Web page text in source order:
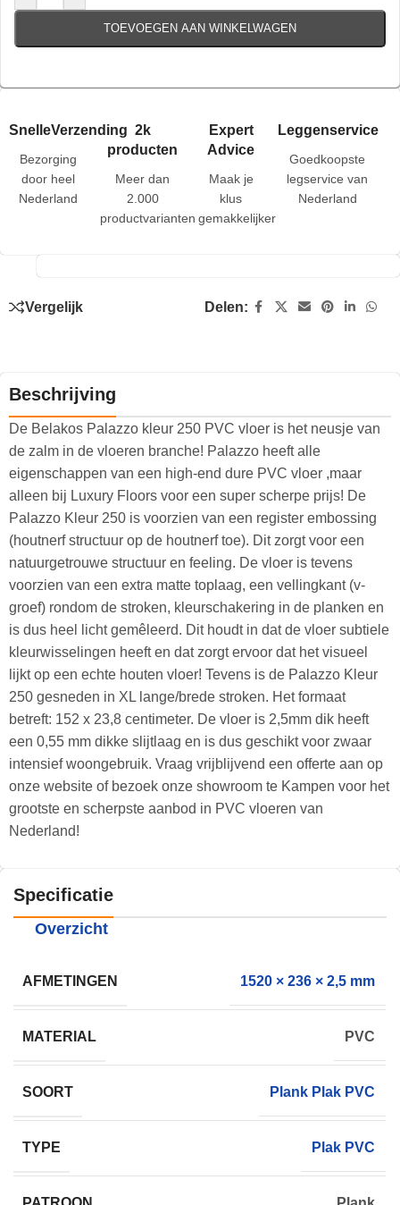
TOEVOEGEN AAN WINKELWAGEN
SnelleVerzending
Bezorging
door heel
Nederland
2k
producten
Meer dan
2.000
productvarianten
Expert
Advice
Maak je
klus
gemakkelijker
Leggenservice
Goedkoopste
legservice van
Nederland
Vergelijk Delen:
Beschrijving
De Belakos Palazzo kleur 250 PVC vloer is het neusje van
de zalm in de vloeren branche! Palazzo heeft alle
eigenschappen van een high-end dure PVC vloer ,maar
alleen bij Luxury Floors voor een super scherpe prijs! De
Palazzo Kleur 250 is voorzien van een register embossing
(houtnerf structuur op de houtnerf toe). Dit zorgt voor een
natuurgetrouwe structuur en feeling. De vloer is tevens
voorzien van een extra matte toplaag, een vellingkant (v-
groef) rondom de stroken, kleurschakering in de planken en
is dus heel licht gemêleerd. Dit houdt in dat de vloer subtiele
kleurwisselingen heeft en dat zorgt ervoor dat het visueel
lijkt op een echte houten vloer! Tevens is de Palazzo Kleur
250 gesneden in XL lange/brede stroken. Het formaat
betreft: 152 x 23,8 centimeter. De vloer is 2,5mm dik heeft
een 0,55 mm dikke slijtlaag en is dus geschikt voor zwaar
intensief woongebruik. Vraag vrijblijvend een offerte aan op
onze website of bezoek onze showroom te Kampen voor het
grootste en scherpste aanbod in PVC vloeren van
Nederland!
Specificatie
Overzicht
AFMETINGEN 1520 × 236 × 2,5 mm
MATERIAL PVC
SOORT Plank Plak PVC
TYPE Plak PVC